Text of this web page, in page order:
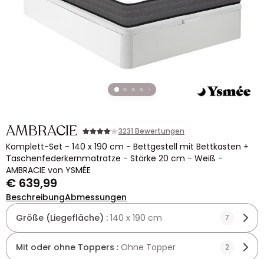
AMBRACIE 3231 Bewertungen
Komplett-Set - 140 x 190 cm - Bettgestell mit Bettkasten +
Taschenfederkernmatratze - Stärke 20 cm - Weiß -
AMBRACIE von YSMÉE
€ 639,99
BeschreibungAbmessungen
Größe (Liegefläche) : 140 x 190 cm 7
Mit oder ohne Toppers : Ohne Topper 2